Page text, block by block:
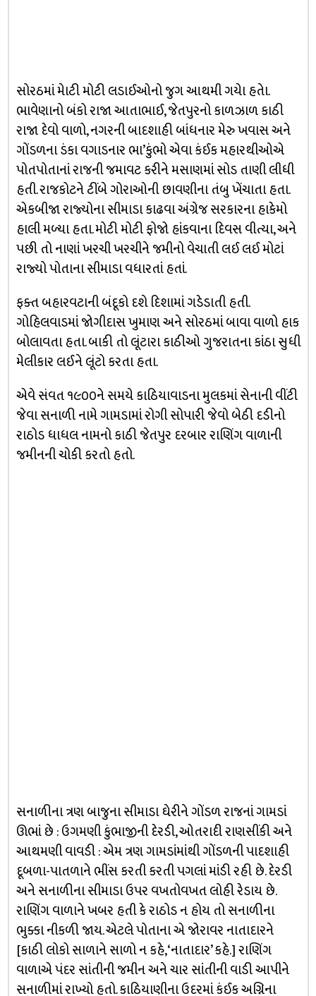
સોરઠમાં મેાટી મોટી લડાઈઓનો જુગ આથમી ગયેા હતેા.
ભાવેણાનો બંકો રાજા આતાભાઈ, જેતપુરનો કાળઝાળ કાઠી
રાજા દેવો વાળો, નગરની બાદશાહી બાંધનાર મેરુ ખવાસ અને
ગોંડળના ડંકા વગાડનાર ભા’કુંભો એવા કંઈક મહારથીઓએ
પોતપોતાનાં રાજની જમાવટ કરીને મસાણમાં સોડ તાણી લીધી
હતી. રાજકોટને ટીંબે ગોરાઓની છાવણીના તંબુ ખેંચાતા હતા.
એકબીજા રાજ્યોના સીમાડા કાઢવા અંગ્રેજ સરકારના હાકેમો
હાલી મળ્યા હતા. મોટી મોટી ફોજો હાંકવાના દિવસ વીત્યા, અને
પછી તો નાણાં ખરચી ખરચીને જમીનો વેચાતી લઈ લઈ મોટાં
રાજ્યો પોતાના સીમાડા વધારતાં હતાં.
ફક્ત બહારવટાની બંદૂકો દશે દિશામાં ગડેડાતી હતી.
ગોહિલવાડમાં જોગીદાસ ખુમાણ અને સોરઠમાં બાવા વાળો હાક
બોલાવતા હતા. બાકી તો લૂંટારા કાઠીઓ ગુજરાતના કાંઠા સુધી
મેલીકાર લઈને લૂંટો કરતા હતા.
એવે સંવત ૧૯૦૦ને સમયે કાઠિયાવાડના મુલકમાં સેનાની વીંટી
જેવા સનાળી નામે ગામડામાં રોગી સોપારી જેવો બેઠી દડીનો
રાઠોડ ધાધલ નામનો કાઠી જેતપુર દરબાર રાણિંગ વાળાની
જમીનની ચોકી કરતો હતો.
સનાળીના ત્રણ બાજુના સીમાડા ઘેરીને ગોંડળ રાજનાં ગામડાં
ઊભાં છે : ઉગમણી કુંભાજીની દેરડી, ઓતરાદી રાણસીંકી અને
આથમણી વાવડી : એમ ત્રણ ગામડાંમાંથી ગોંડળની પાદશાહી
દૂબળા-પાતળાને ભીંસ કરતી કરતી પગલાં માંડી રહી છે. દેરડી
અને સનાળીના સીમાડા ઉપર વખતોવખત લોહી રેડાય છે.
રાણિંગ વાળાને ખબર હતી કે રાઠોડ ન હોય તો સનાળીના
ભુક્કા નીકળી જાય. એટલે પોતાના એ જોરાવર નાતાદારને
[કાઠી લોકો સાળાને સાળો ન કહે, ‘નાતાદાર’ કહે.] રાણિંગ
વાળાએ પંદર સાંતીની જમીન અને ચાર સાંતીની વાડી આપીને
સનાળીમાં રાખ્યો હતો. કાઠિયાણીના ઉદરમાં કંઈક અગ્નિના